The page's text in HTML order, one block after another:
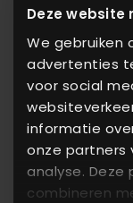
Deze website
We gebruiken
advertenties
voor social
informatie
onze partners
analyse. Deze
combineren
Téléphone
Message